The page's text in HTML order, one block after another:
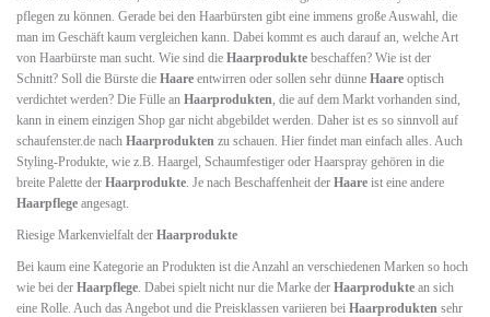
pflegen zu können. Gerade bei den Haarbürsten gibt eine immens große Auswahl, die
man im Geschäft kaum vergleichen kann. Dabei kommt es auch darauf an, welche Art
von Haarbürste man sucht. Wie sind die Haarprodukte beschaffen? Wie ist der
Schnitt? Soll die Bürste die Haare entwirren oder sollen sehr dünne Haare optisch
verdichtet werden? Die Fülle an Haarprodukten, die auf dem Markt vorhanden sind,
kann in einem einzigen Shop gar nicht abgebildet werden. Daher ist es so sinnvoll auf
schaufenster.de nach Haarprodukten zu schauen. Hier findet man einfach alles. Auch
Styling-Produkte, wie z.B. Haargel, Schaumfestiger oder Haarspray gehören in die
breite Palette der Haarprodukte. Je nach Beschaffenheit der Haare ist eine andere
Haarpflege angesagt.
Riesige Markenvielfalt der Haarprodukte
Bei kaum eine Kategorie an Produkten ist die Anzahl an verschiedenen Marken so hoch
wie bei der Haarpflege. Dabei spielt nicht nur die Marke der Haarprodukte an sich
eine Rolle. Auch das Angebot und die Preisklassen variieren bei Haarprodukten sehr